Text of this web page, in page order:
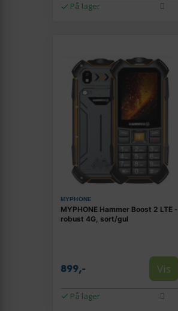
På lager
MYPHONE
MYPHONE Hammer Boost 2 LTE -
robust 4G, sort/gul
899,- Vis
På lager